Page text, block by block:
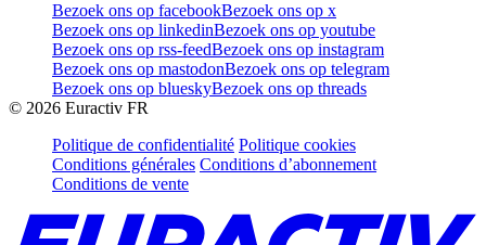
Bezoek ons op facebookBezoek ons op x
Bezoek ons op linkedinBezoek ons op youtube
Bezoek ons op rss-feedBezoek ons op instagram
Bezoek ons op mastodonBezoek ons op telegram
Bezoek ons op blueskyBezoek ons op threads
© 2026 Euractiv FR
Politique de confidentialité Politique cookies
Conditions générales Conditions d’abonnement
Conditions de vente